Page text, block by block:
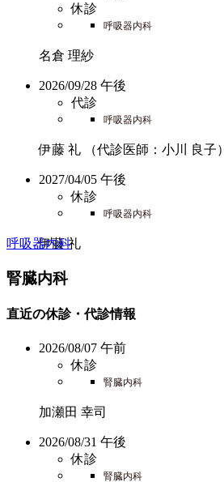
呼吸器内科
休診
呼吸器内科
名倉 理紗
2026/09/28 午後
代診
呼吸器内科
伊藤 礼 （代診医師：小川 良子）
2027/04/05 午後
休診
呼吸器内科
伊藤 礼
腎臓内科
直近の休診・代診情報
2026/08/07 午前
休診
腎臓内科
加瀬田 幸司
2026/08/31 午後
休診
腎臓内科